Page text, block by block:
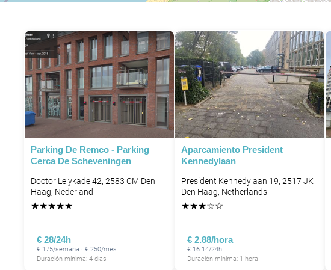
Parking De Remco - Parking
Cerca De Scheveningen
Doctor Lelykade 42, 2583 CM Den
Haag, Nederland
★★★★★
€ 28/24h
€ 175/semana · € 250/mes
Duración mínima: 4 días
Aparcamiento President
Kennedylaan
President Kennedylaan 19, 2517 JK
Den Haag, Netherlands
★★★☆☆
€ 2.88/hora
€ 16.14/24h
Duración mínima: 1 hora